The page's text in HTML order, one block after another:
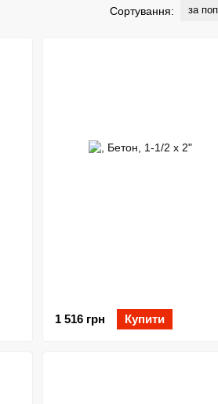
Сортування: за
1 516 грн Купити